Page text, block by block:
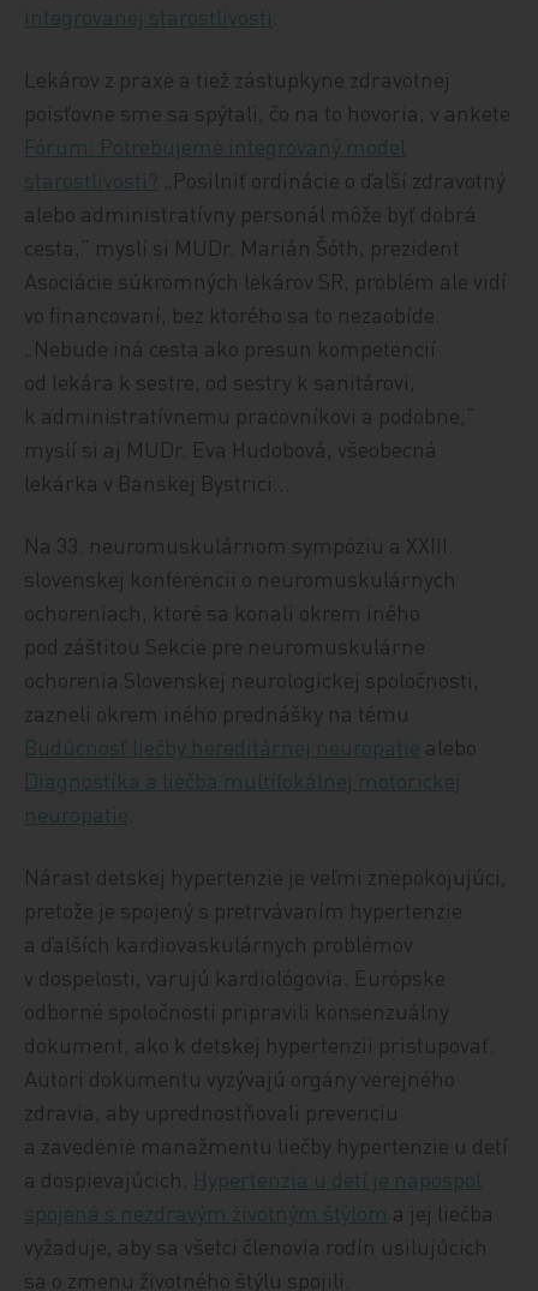
integrovanej starostlivosti
Lekárov z praxe a tiež zástupkyne zdravotnej
poisťovne sme sa spýtali, čo na to hovoria, v ankete
Fórum: Potrebujeme integrovaný model
starostlivosti? „Posilniť ordinácie o ďalší zdravotný
alebo administratívny personál môže byť dobrá
cesta,“ myslí si MUDr. Marián Šóth, prezident
Asociácie súkromných lekárov SR, problém ale vidí
vo financovaní, bez ktorého sa to nezaobíde.
„Nebude iná cesta ako presun kompetencií
od lekára k sestre, od sestry k sanitárovi,
k administratívnemu pracovníkovi a podobne,“
myslí si aj MUDr. Eva Hudobová, všeobecná
lekárka v Banskej Bystrici...
Na 33. neuromuskulárnom sympóziu a XXIII.
slovenskej konferencii o neuromuskulárnych
ochoreniach, ktoré sa konali okrem iného
pod záštitou Sekcie pre neuromuskulárne
ochorenia Slovenskej neurologickej spoločnosti,
zazneli okrem iného prednášky na tému
Budúcnosť liečby hereditárnej neuropatie alebo
Diagnostika a liečba multifokálnej motorickej
neuropatie
Nárast detskej hypertenzie je veľmi znepokojujúci,
pretože je spojený s pretrvávaním hypertenzie
a ďalších kardiovaskulárnych problémov
v dospelosti, varujú kardiológovia. Európske
odborné spoločnosti pripravili konsenzuálny
dokument, ako k detskej hypertenzii pristupovať.
Autori dokumentu vyzývajú orgány verejného
zdravia, aby uprednostňovali prevenciu
a zavedenie manažmentu liečby hypertenzie u detí
a dospievajúcich. Hypertenzia u detí je napospol
spojená s nezdravým životným štýlom a jej liečba
vyžaduje, aby sa všetci členovia rodín usilujúcich
sa o zmenu životného štýlu spojili.